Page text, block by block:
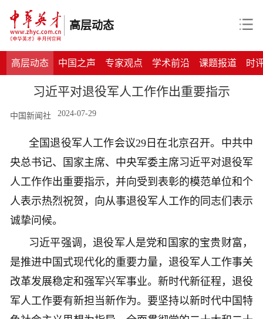
高层动态
高层动态 中国之声 专家观点 学术前沿 课题报道 时
习近平对退役军人工作作出重要指示
中国新闻社 2024-07-29
全国退役军人工作会议29日在北京召开。中共中
央总书记、国家主席、中央军委主席习近平对退役军
人工作作出重要指示，并向受到表彰的模范单位和个
人表示热烈祝贺，向从事退役军人工作的同志们表示
诚挚问候。
习近平强调，退役军人是党和国家的宝贵财富，
是推进中国式现代化的重要力量，退役军人工作事关
改革发展稳定和强军兴军事业。新时代新征程，退役
军人工作要有新担当新作为。要坚持以新时代中国特